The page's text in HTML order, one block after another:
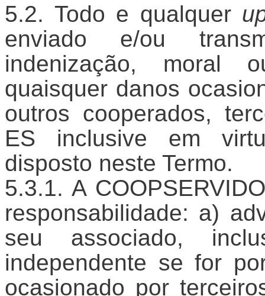
Todo e qualquer
enviado e/ou
indenização, moral
quaisquer danos
outros cooperados,
ES inclusive em
disposto neste Termo.
A
responsabilidade: a)
seu associado,
independente se for
ocasionado por